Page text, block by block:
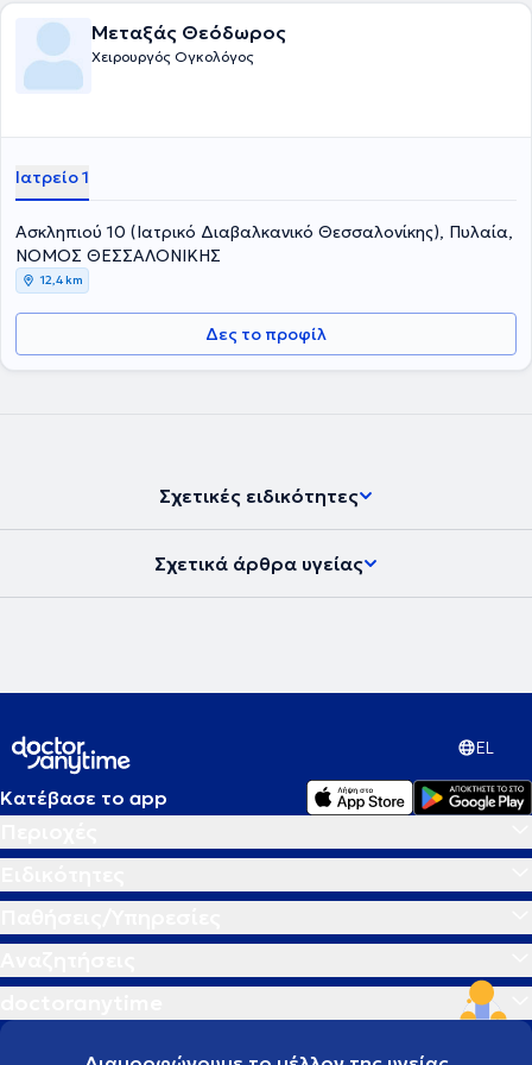
Μεταξάς Θεόδωρος
Χειρουργός Ογκολόγος
Ιατρείο 1
Ασκληπιού 10 (Ιατρικό Διαβαλκανικό Θεσσαλονίκης), Πυλαία,
ΝΟΜΟΣ ΘΕΣΣΑΛΟΝΙΚΗΣ
12,4 km
Δες το προφίλ
Σχετικές ειδικότητες
Σχετικά άρθρα υγείας
EL
Κατέβασε το app